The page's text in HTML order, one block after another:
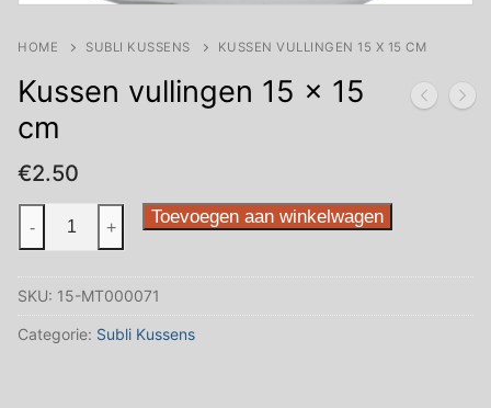
HOME SUBLI KUSSENS KUSSEN VULLINGEN 15 X 15 CM
Kussen vullingen 15 x 15
cm
€2.50
Kussen
vullingen
x
15
- + Toevoegen aan winkelwagen
SKU: 15-MT000071
Categorie: Subli Kussens